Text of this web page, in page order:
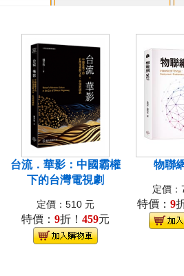
台流．華影：中國霸權
下的台灣電視劇
定價：510 元
特價： 9折！ 459元
物聯
定價
特價： 9